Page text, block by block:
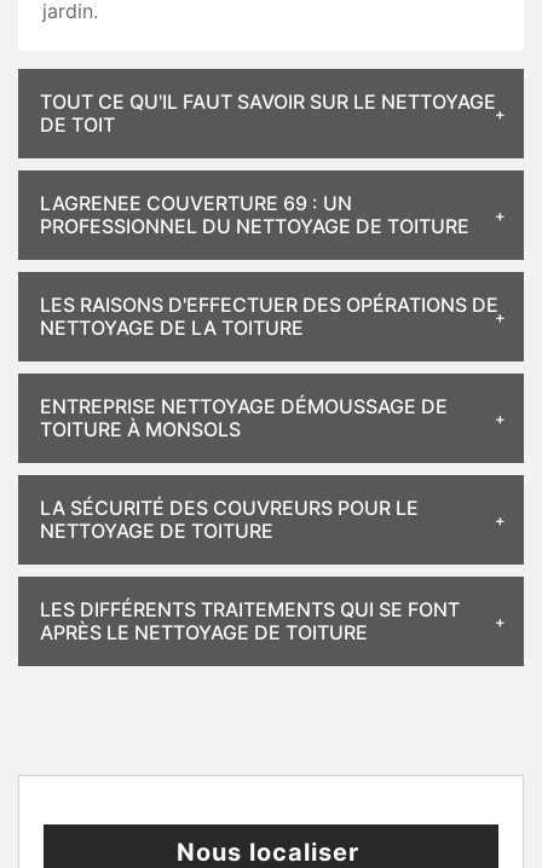
jardin.
TOUT CE QU'IL FAUT SAVOIR SUR LE NETTOYAGE
DE TOIT
LAGRENEE COUVERTURE 69 : UN
PROFESSIONNEL DU NETTOYAGE DE TOITURE
LES RAISONS D'EFFECTUER DES OPÉRATIONS DE
NETTOYAGE DE LA TOITURE
ENTREPRISE NETTOYAGE DÉMOUSSAGE DE
TOITURE À MONSOLS
LA SÉCURITÉ DES COUVREURS POUR LE
NETTOYAGE DE TOITURE
LES DIFFÉRENTS TRAITEMENTS QUI SE FONT
APRÈS LE NETTOYAGE DE TOITURE
Nous localiser